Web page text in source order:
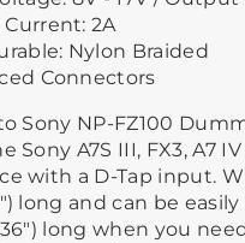
2A
Nylon Braided
Connectors
Sony NP-FZ100
Sony A7S III, FX3, A7
with a D-Tap input.
long and can be
long when you